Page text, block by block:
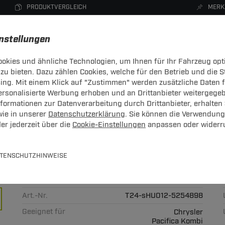
und ähnliche Technologien, um Ihnen für Ihr Fahrzeug
bieten. Dazu zählen Cookies, welche für den Betrieb und die
Mit einem Klick auf "Zustimmen" werden zusätzliche Daten
Werbung erhoben und an Drittanbieter
zur Datenverarbeitung durch Drittanbieter, erhalten
in unserer Datenschutzerklärung. Sie können die
jederzeit über die Cookie-Einstellungen anpassen oder
PRODUKTVERGLEICH
DACHBOXEN FAHRRADTRÄGER ZUBEHÖR
Auto Hak + Elektrosatz 7-pol
Art.-Nr.
T24-sHU012-5254898
Geeignet für
Chrysler
Pacifica Kombi